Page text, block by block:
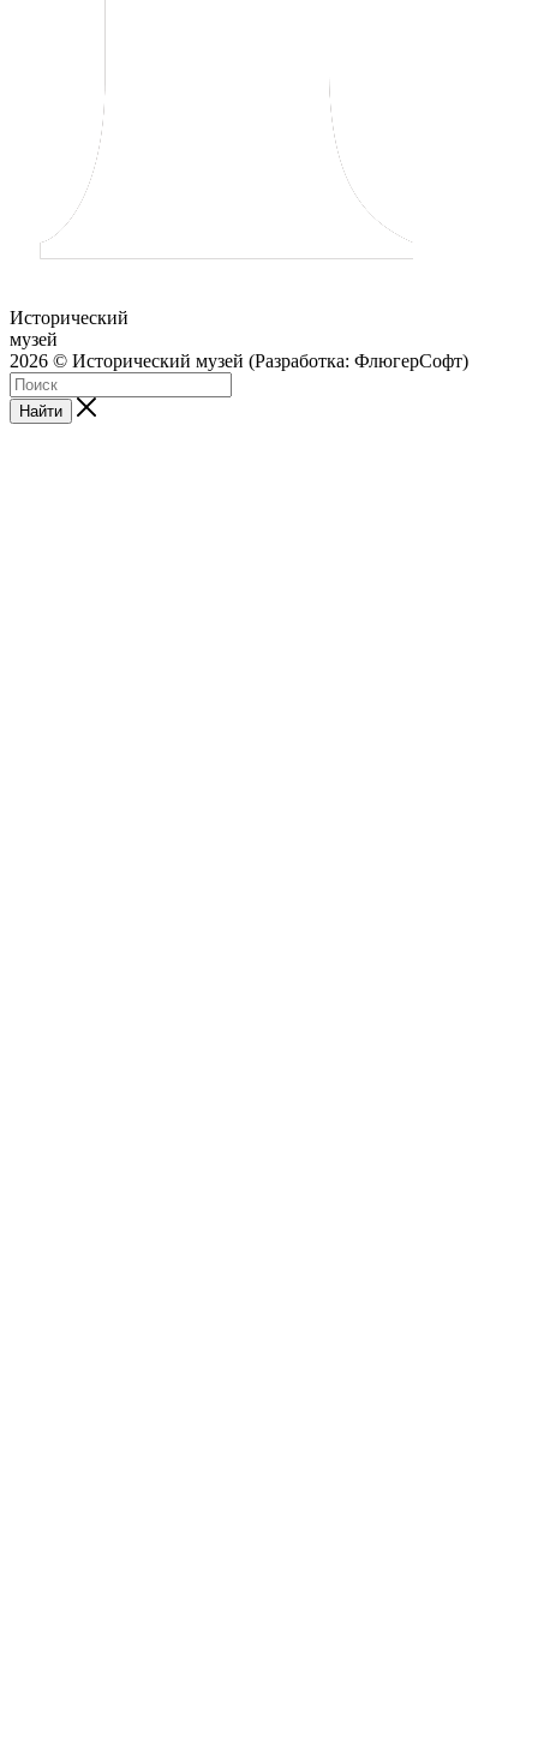
Исторический
музей
2026 © Исторический музей (Разработка: ФлюгерСофт)
Найти